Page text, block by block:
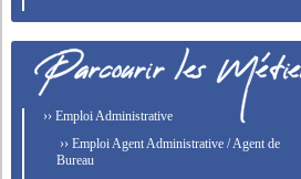
›› Emploi Administrative
›› Emploi Agent Administrative / Agent de
Bureau